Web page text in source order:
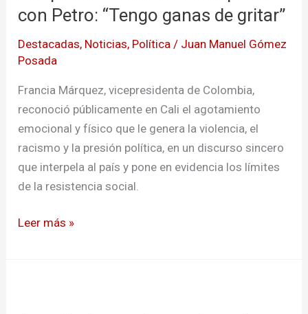
con Petro: “Tengo ganas de gritar”
Destacadas, Noticias, Política / Juan Manuel Gómez
Posada
Francia Márquez, vicepresidenta de Colombia,
reconoció públicamente en Cali el agotamiento
emocional y físico que le genera la violencia, el
racismo y la presión política, en un discurso sincero
que interpela al país y pone en evidencia los límites
de la resistencia social.
silencio
sobre
su
pelea
Petro:
“Tengo
ganas
de
Leer más »